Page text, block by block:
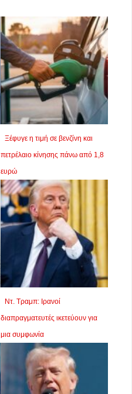
Ξέφυγε η τιμή σε βενζίνη και
πετρέλαιο κίνησης πάνω από 1,8
ευρώ
Ντ. Τραμπ: Ιρανοί
διαπραγματευτές ικετεύουν για
μια συμφωνία